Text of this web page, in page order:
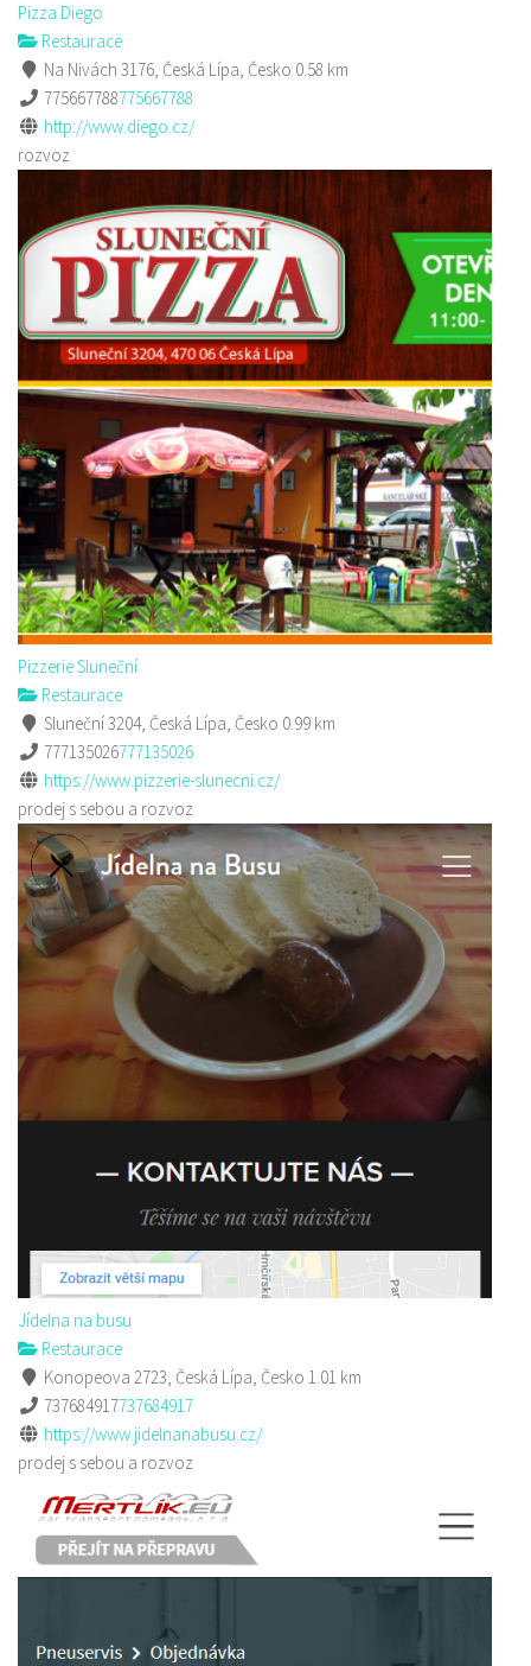
Pizza Diego
Restaurace
Na Nivách 3176, Česká Lípa, Česko 0.58 km
775667788775667788
http://www.diego.cz/
rozvoz
Pizzerie Sluneční
Restaurace
Sluneční 3204, Česká Lípa, Česko 0.99 km
777135026777135026
https://www.pizzerie-slunecni.cz/
prodej s sebou a rozvoz
Jídelna na busu
Restaurace
Konopeova 2723, Česká Lípa, Česko 1.01 km
737684917737684917
https://www.jidelnanabusu.cz/
prodej s sebou a rozvoz